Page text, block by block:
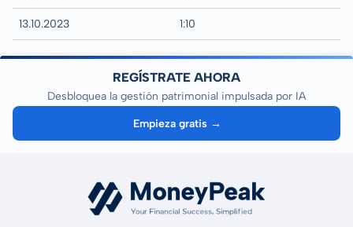
13.10.2023 1:10
REGÍSTRATE AHORA
Desbloquea la gestión patrimonial impulsada por IA
Empieza gratis →